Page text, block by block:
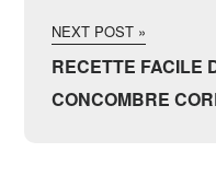
NEXT POST »
RECETTE FACILE
CONCOMBRE